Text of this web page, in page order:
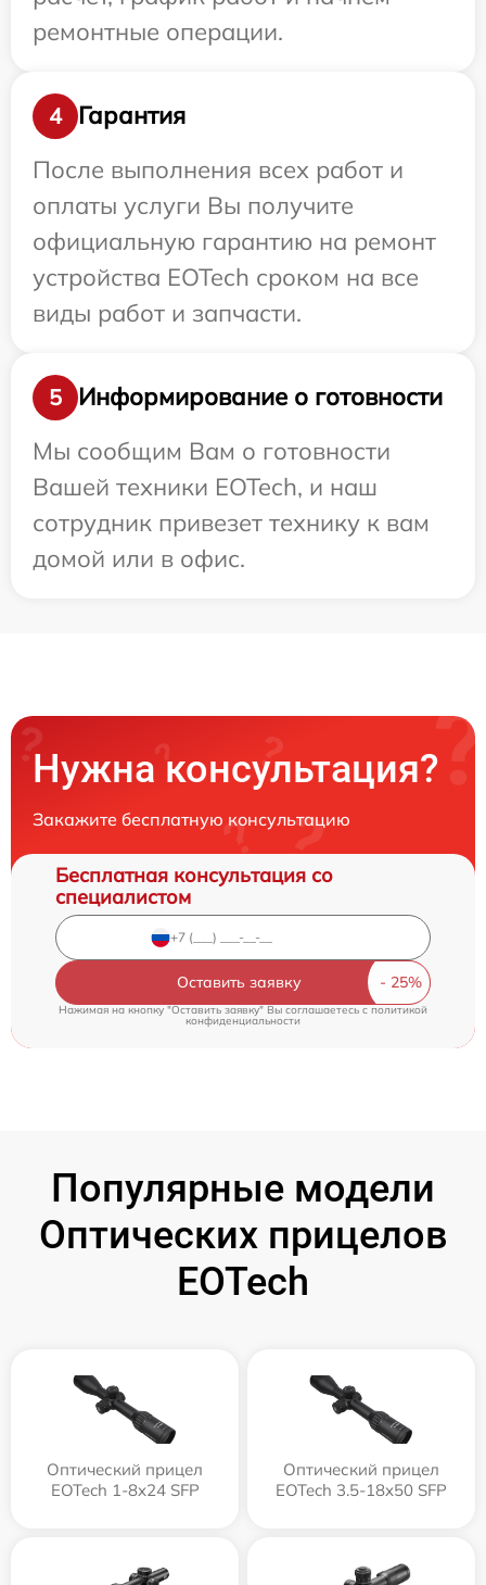
ремонтные операции.
4
Гарантия
После выполнения всех работ и
оплаты услуги Вы получите
официальную гарантию на ремонт
устройства EOTech сроком на все
виды работ и запчасти.
5
Информирование о готовности
Мы сообщим Вам о готовности
Вашей техники EOTech, и наш
сотрудник привезет технику к вам
домой или в офис.
Нужна консультация?
Закажите бесплатную консультацию
Бесплатная консультация со
специалистом
Оставить заявку
Нажимая на кнопку "Оставить заявку" Вы соглашаетесь cполитикой
конфиденциальности
Популярные модели
Оптических прицелов
EOTech
Оптический прицел
EOTech 1-8x24 SFP
Оптический прицел
EOTech 3.5-18x50 SFP